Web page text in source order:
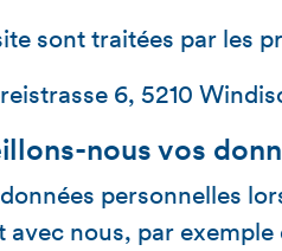
sont traitées par les
6, 5210
nous vos
personnelles
nous, par